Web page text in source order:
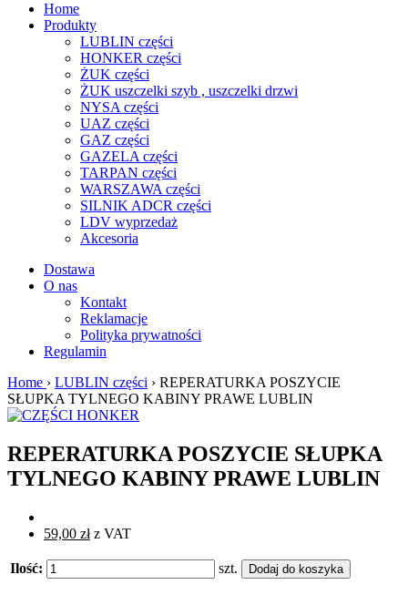
Home
Produkty
LUBLIN części
HONKER części
ŻUK części
ŻUK uszczelki szyb , uszczelki drzwi
NYSA części
UAZ części
GAZ części
GAZELA części
TARPAN części
WARSZAWA części
SILNIK ADCR części
LDV wyprzedaż
Akcesoria
Dostawa
O nas
Kontakt
Reklamacje
Polityka prywatności
Regulamin
Home › LUBLIN części › REPERATURKA POSZYCIE
SŁUPKA TYLNEGO KABINY PRAWE LUBLIN
REPERATURKA POSZYCIE SŁUPKA
TYLNEGO KABINY PRAWE LUBLIN
59,00 zł z VAT
Ilość: szt.